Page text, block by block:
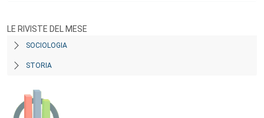
LE RIVISTE DEL MESE
SOCIOLOGIA
STORIA